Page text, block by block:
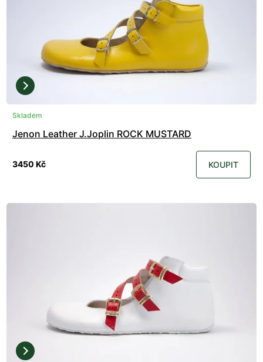
Skladem
Jenon Leather J.Joplin ROCK MUSTARD
3450 Kč KOUPIT